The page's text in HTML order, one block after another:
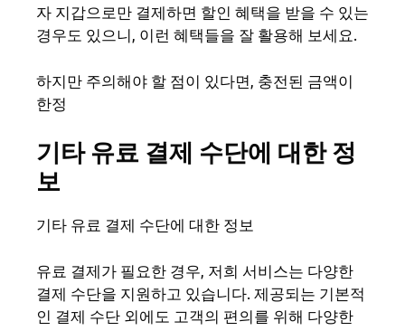
자 지갑으로만 결제하면 할인 혜택을 받을 수 있는
경우도 있으니, 이런 혜택들을 잘 활용해 보세요.
하지만 주의해야 할 점이 있다면, 충전된 금액이
한정
기타 유료 결제 수단에 대한 정
보
기타 유료 결제 수단에 대한 정보
유료 결제가 필요한 경우, 저희 서비스는 다양한
결제 수단을 지원하고 있습니다. 제공되는 기본적
인 결제 수단 외에도 고객의 편의를 위해 다양한